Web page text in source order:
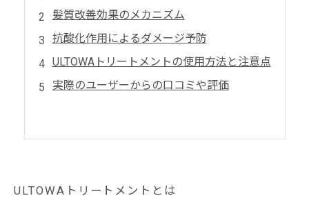
髪質改善効果のメカニズム
抗酸化作用によるダメージ予防
ULTOWAトリートメントの使用方法と注意点
実際のユーザーからの口コミや評価
ULTOWAトリートメントとは